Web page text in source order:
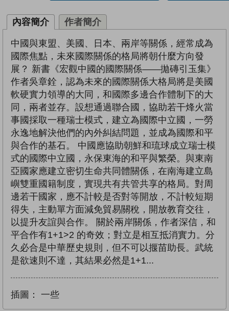
內容簡介 作者簡介
中國與東盟、美國、日本、兩岸等關係，經常成為
國際焦點，未來國際關係的格局將朝什麼方向發
展？ 新書《宏觀中國的國際關係——拋磚引玉集》
作者吳章銓，認為未來的國際關係大格局將是美國
軟硬實力領導的大同，和國際多邊合作體制下的大
同，兩者並存。設想通過聯合國，協助若干烽火當
事國採取一種瑞士模式，建立為國際中立國，一勞
永逸地解決他們的內外糾結問題，並成為國際和平
與合作的基石。 中國應協助朝鮮和琉球成立瑞士模
式的國際中立國，永保東海的和平與繁榮。與東南
亞國家應建立密切生命共同體關係，在南海建立島
嶼雙重國籍制度，實現共有共管共享的格局。對周
邊若干國家，應不計較是否對等開放，不計較短期
得失，主動單方面減免貿易關稅，開放教育交往，
以提升友誼與合作。 關於兩岸關係，作者深信，和
平合作有1+1>2 的奇效；對立是相互抵消實力。分
久必合是中華歷史規則，但不可以揠苗助長。武統
是欲速則不達，其結果必然是1+1...
插圖： 一些